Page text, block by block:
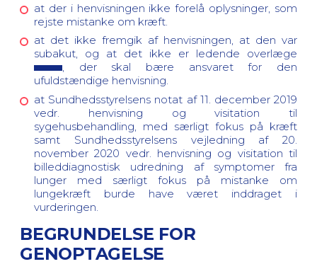
at der i henvisningen ikke forelå oplysninger, som
rejste mistanke om kræft.
at det ikke fremgik af henvisningen, at den var
subakut, og at det ikke er ledende overlæge
, der skal bære ansvaret for den
ufuldstændige henvisning.
at Sundhedsstyrelsens notat af 11. december 2019
vedr. henvisning og visitation til
sygehusbehandling, med særligt fokus på kræft
samt Sundhedsstyrelsens vejledning af 20.
november 2020 vedr. henvisning og visitation til
billeddiagnostisk udredning af symptomer fra
lunger med særligt fokus på mistanke om
lungekræft burde have været inddraget i
vurderingen.
BEGRUNDELSE FOR
GENOPTAGELSE